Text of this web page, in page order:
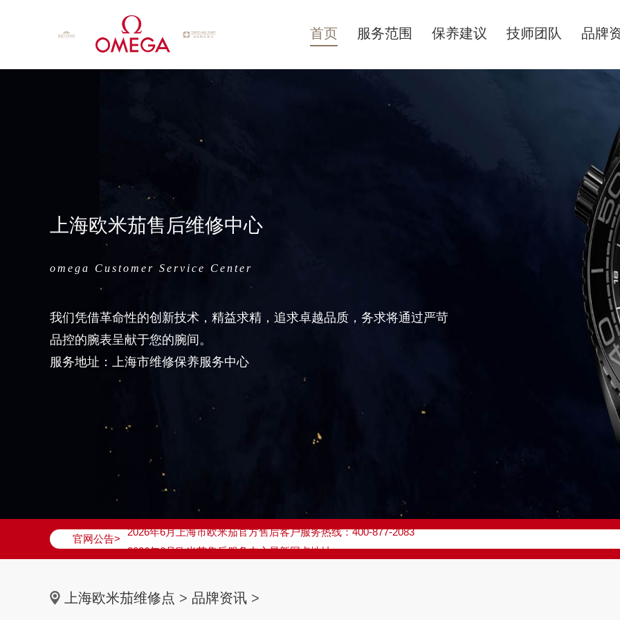
首页 服务范围 保养建议 技师团队 品牌
上海欧米茄售后维修中心
omega Customer Service Center
我们凭借革命性的创新技术，精益求精，追求卓越品质，务求将通过严苛
品控的腕表呈献于您的腕间。
服务地址：上海市维修保养服务中心
官网公告>
2026年6月欧米茄上海市售后服务网络优化升级公告
2026年6月上海市欧米茄官方售后客户服务热线：400-877-2083
2026年6月欧米茄售后服务中心最新网点地址：
上海市黄浦区南京东路299号宏伊国际广场写字楼8层806室（需提前预约）
上海欧米茄维修点 > 品牌资讯 >